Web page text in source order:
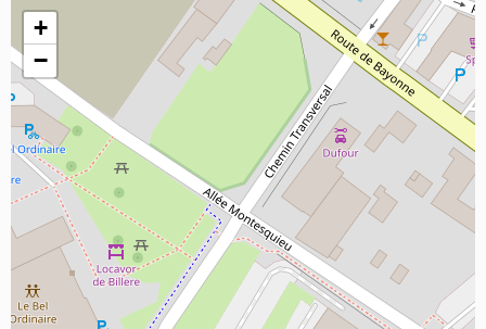
+
−